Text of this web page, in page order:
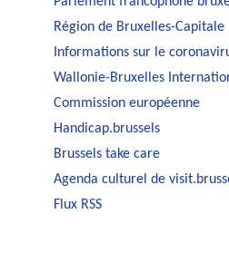
Région de Bruxelles-Capitale
Informations sur le
Wallonie-Bruxelles
Commission européenne
Handicap.brussels
Brussels take care
Agenda culturel de
Flux RSS